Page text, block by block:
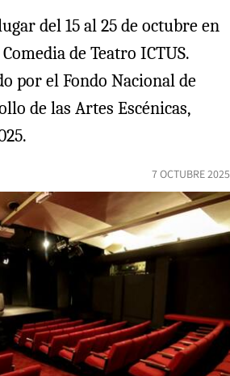
del 15 al 25 de octubre en
de Teatro ICTUS.
por el Fondo Nacional de
de las Artes Escénicas,
7 OCTUBRE 2025